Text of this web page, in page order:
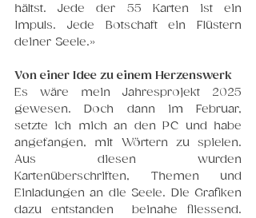
hältst. Jede der 55 Karten ist ein
Impuls. Jede Botschaft ein Flüstern
deiner Seele.»
Von einer Idee zu einem Herzenswerk
Es wäre mein Jahresprojekt 2025
gewesen. Doch dann im Februar,
setzte ich mich an den PC und habe
angefangen, mit Wörtern zu spielen.
Aus diesen wurden
Kartenüberschriften, Themen und
Einladungen an die Seele. Die Grafiken
dazu entstanden  beinahe fliessend.